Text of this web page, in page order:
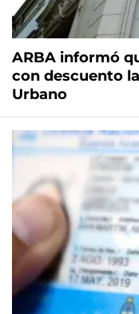
ARBA informó
con descuento
Urbano